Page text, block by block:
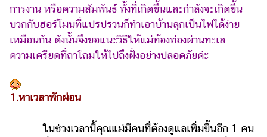
ผู้ชาย
สุขภาพ
เที่ยว
การงาน หรือความสัมพันธ์ ทั้งที่เกิดขึ้นและกำลังจะเกิดขึ้น
บวกกับฮอร์โมนที่แปรปรวนก็ทำเอาบ้านลุกเป็นไฟได้ง่าย
เหมือนกัน ดังนั้นจึงขอแนะวิธีให้แม่ท้องท่องผ่านทะเล
ความเครียดที่ถาโถมให้ไปถึงฝั่งอย่างปลอดภัยค่ะ
1.หาเวลาพักผ่อน
ในช่วงเวลานี้คุณแม่มีคนที่ต้องดูแลเพิ่มขึ้นอีก 1 คน